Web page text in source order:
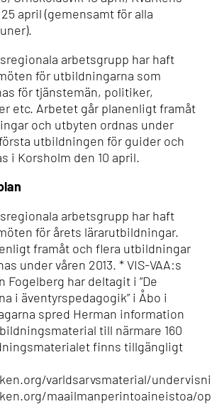
april (gemensamt för alla
arbetsgrupp har haft
för utbildningarna som
för tjänstemän, politiker,
etc. Arbetet går planenligt framåt
och utbyten ordnas under
utbildningen för guider och
i Korsholm den 10 april.
arbetsgrupp har haft
för årets lärarutbildningar.
framåt och flera utbildningar
under våren 2013. * VIS-VAA:s
Fogelberg har deltagit i ”De
i äventyrspedagogik” i Åbo i
spred Herman information
till närmare 160
finns tillgängligt
varldsarvsmaterial/
maailmanperintoaineistoa/